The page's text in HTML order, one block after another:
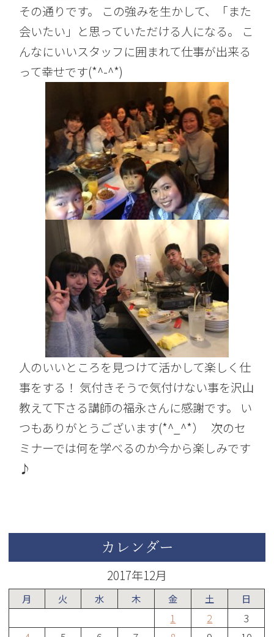
その通りです。 この強みを生かして、「また
会いたい」と思っていただける人になる。 こ
んなにいいスタッフに囲まれて仕事が出来る
って幸せです(*^-^*)
人のいいところを見つけて活かして楽しく仕
事をする！ 気付きそうで気付けない事を沢山
教えて下さる講師の福永さんに感謝です。 い
つもありがとうございます(*^_^*） 次のセ
ミナーでは何を学べるのか今から楽しみです
♪
カレンダー
2017年12月
月 火 水 木 金 土 日
1 2
3